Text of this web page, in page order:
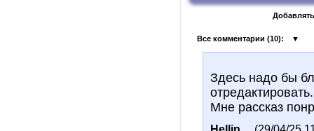
Все комментарии (10): ▼
Здесь надо бы
отредактировать.
Мне рассказ